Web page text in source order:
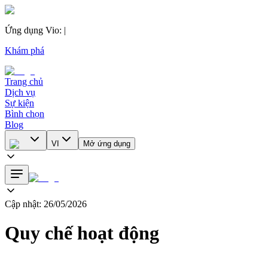
Ứng dụng Vio: |
Khám phá
Trang chủ
Dịch vụ
Sự kiện
Bình chọn
Blog
VI Mở ứng dụng
Cập nhật: 26/05/2026
Quy chế hoạt động